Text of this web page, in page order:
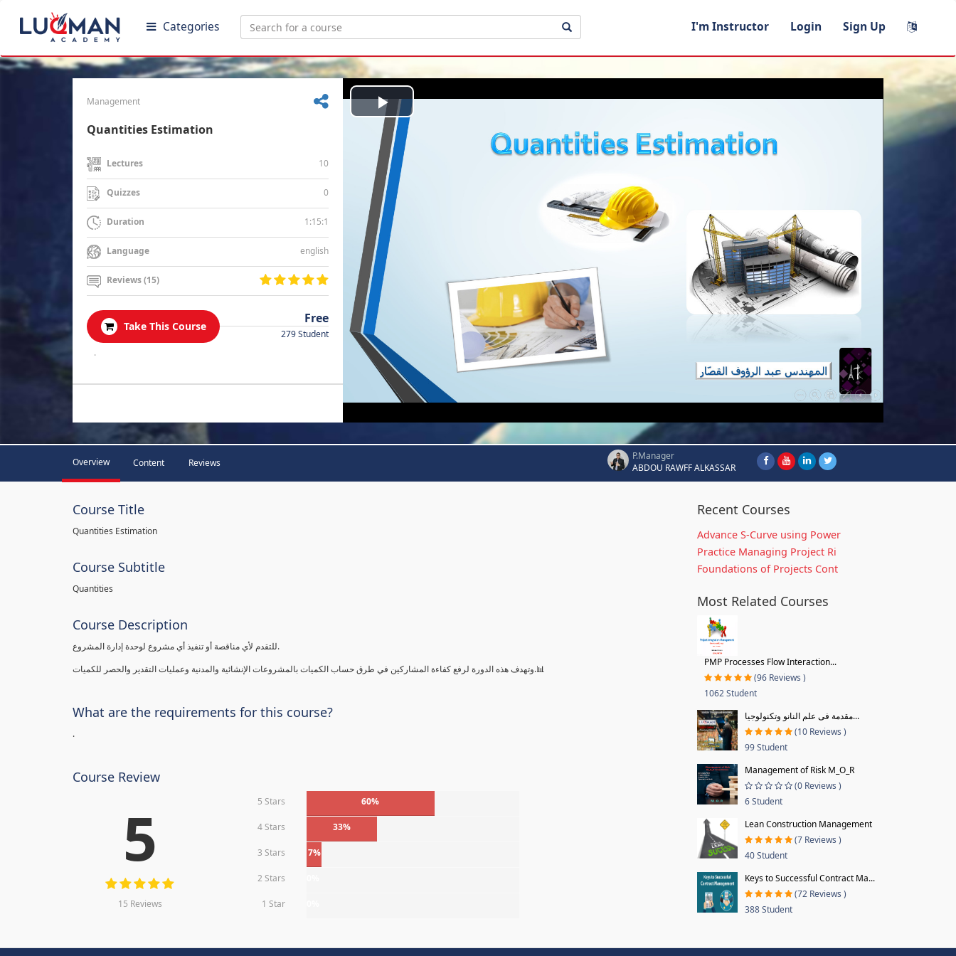
Categories I'm Instructor Login Sign Up
Management
Quantities Estimation
Lectures 10
Quizzes 0
Duration 1:15:1
Language english
Reviews (15)
Take This Course
Free
279 Student
.
Play
Video
Overview Content Reviews
P.Manager
ABDOU RAWFF ALKASSAR
Course Title
Quantities Estimation
Course Subtitle
Quantities
Course Description
للتقدم لأي مناقصة أو تنفيذ أي مشروع لوحدة إدارة المشروع.
وتهدف هذه الدورة لرفع كفاءة المشاركين في طرق حساب الكميات بالمشروعات الإنشائية والمدنية وعمليات التقدير والحصر للكميات.📊
What are the requirements for this course?
.
Course Review
5
15 Reviews
5 Stars 60%
4 Stars 33%
3 Stars 7%
2 Stars
1 Star
Recent Courses
Advance S-Curve using Power
Practice Managing Project Ri
Foundations of Projects Cont
Most Related Courses
PMP Processes Flow Interaction...
(96 Reviews )
1062 Student
مقدمة فى علم النانو وتكنولوجيا...
(10 Reviews )
99 Student
Management of Risk M_O_R
(0 Reviews )
6 Student
Lean Construction Management
(7 Reviews )
40 Student
Keys to Successful Contract Ma...
(72 Reviews )
388 Student